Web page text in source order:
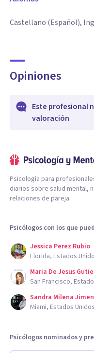
Castellano (Español),
Opiniones
Este profesional
valoración
Psicología para
diarios sobre salud mental,
relaciones de pareja.
Psicólogos con los que
Jessica Perez Rubio
Florida, Estados
Maria De Jesus
San Francisco,
Sandra Milena
Miami, Estados
Psicólogos nominados y